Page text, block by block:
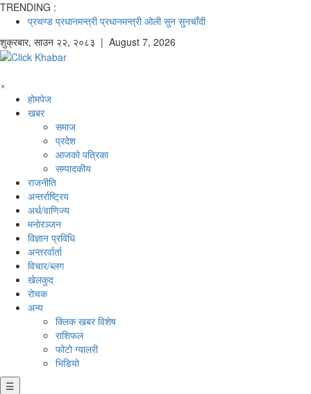
TRENDING :
प्रचण्ड प्रधानमन्त्री प्रधानमन्त्री ओली सुन सुनचाँदी
शुक्रबार, साउन २२, २०८३ | August 7, 2026
×
होमपेज
खबर
समाज
प्रदेश
आजको पत्रिका
सम्पादकीय
राजनीति
अन्तर्राष्ट्रिय
अर्थ/वाणिज्य
मनाेरञ्जन
विज्ञान प्रविधि
अन्तरर्वार्ता
विचार/ब्लग
खेलकुद
रोचक
अन्य
क्लिक खबर विशेष
राशिफल
फोटो ग्यालरी
भिडियो
☰